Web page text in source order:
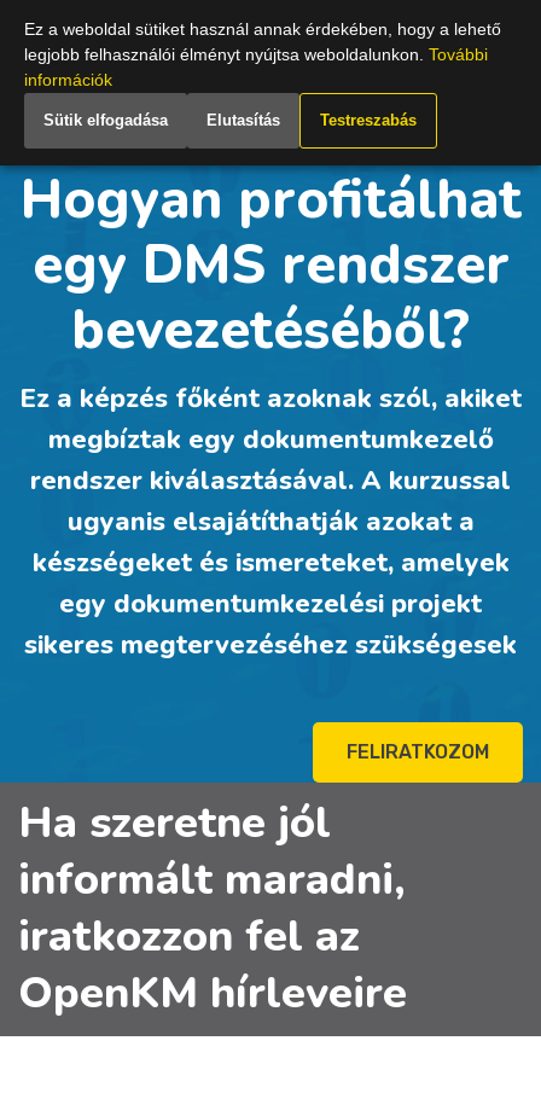
Hungary
Hogyan profitálhat
egy DMS rendszer
bevezetéséből?
Ez a képzés főként azoknak szól, akiket
megbíztak egy dokumentumkezelő
rendszer kiválasztásával. A kurzussal
ugyanis elsajátíthatják azokat a
készségeket és ismereteket, amelyek
egy dokumentumkezelési projekt
sikeres megtervezéséhez szükségesek
FELIRATKOZOM
Ha szeretne jól
informált maradni,
iratkozzon fel az
OpenKM hírleveire
Ez a weboldal sütiket használ annak érdekében, hogy a lehető
legjobb felhasználói élményt nyújtsa weboldalunkon. További
információk
Sütik elfogadása Elutasítás Testreszabás